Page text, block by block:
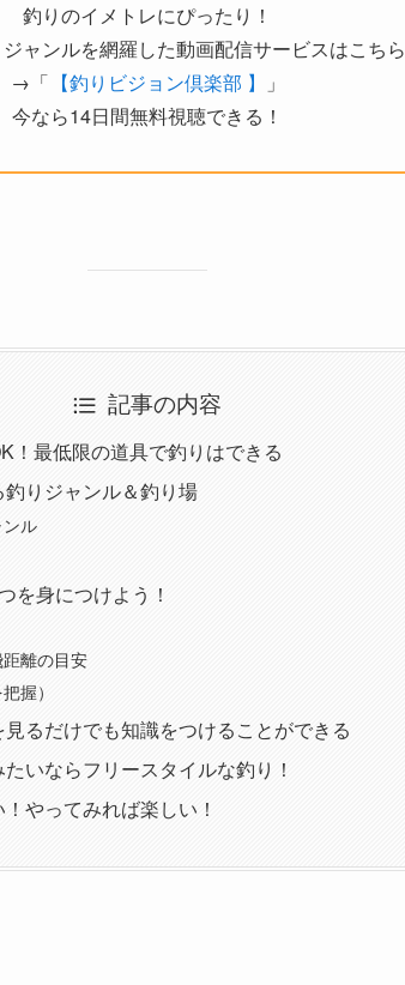
釣りのイメトレにぴったり！
ャンルを網羅した動画配信サービスはこちら
→「 【釣りビジョン倶楽部 】
」
今なら14日間無料視聴できる！
記事の内容
！最低限の道具で釣りはできる
りジャンル＆釣り場
ル
を身につけよう！
離の目安
握）
るだけでも知識をつけることができる
いならフリースタイルな釣り！
やってみれば楽しい！